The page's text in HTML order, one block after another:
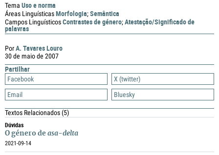
PorA. Tavares Louro
30 de maio de 2007
Partilhar
Facebook
X (twitter)
Email
Bluesky
Textos Relacionados(5)
Dúvidas
O género de asa-delta
2021-09-14
Tema Uso e norma
Áreas LinguísticasMorfologia;Semântica
Campos LinguísticosContrastes de género;Atestação/Significado de
palavras